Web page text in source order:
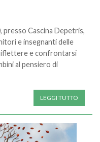
presso Cascina Depetris,
e insegnanti delle
e confrontarsi
al pensiero di
LEGGI TUTTO